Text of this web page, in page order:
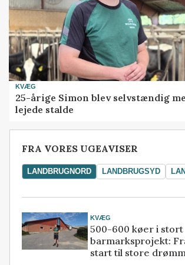
KVÆG
25-årige Simon blev selvstændig
lejede stalde
FRA VORES UGEAVISER
LANDBRUGNORD LANDBRUGSYD
KVÆG
500-600 køer i stort
barmarksprojekt:
start til store